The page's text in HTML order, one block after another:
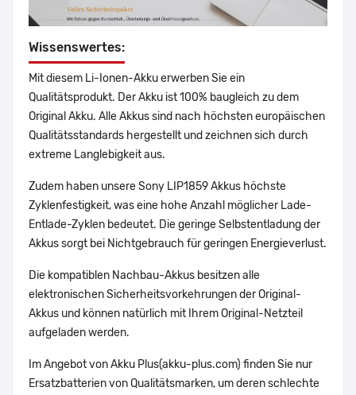
Wissenswertes:
Mit diesem Li-Ionen-Akku erwerben Sie ein
Qualitätsprodukt. Der Akku ist 100% baugleich zu dem
Original Akku. Alle Akkus sind nach höchsten europäischen
Qualitätsstandards hergestellt und zeichnen sich durch
extreme Langlebigkeit aus.
Zudem haben unsere Sony LIP1859 Akkus höchste
Zyklenfestigkeit, was eine hohe Anzahl möglicher Lade-
Entlade-Zyklen bedeutet. Die geringe Selbstentladung der
Akkus sorgt bei Nichtgebrauch für geringen Energieverlust.
Die kompatiblen Nachbau-Akkus besitzen alle
elektronischen Sicherheitsvorkehrungen der Original-
Akkus und können natürlich mit Ihrem Original-Netzteil
aufgeladen werden.
Im Angebot von Akku Plus(akku-plus.com) finden Sie nur
Ersatzbatterien von Qualitätsmarken, um deren schlechte